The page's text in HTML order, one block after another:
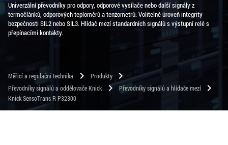
Univerzální převodníky pro odpory, odporové vysílače nebo další signály z
termočlánků, odporových teploměrů a tenzometrů. Volitelně úroveň integrity
bezpečnosti SIL2 nebo SIL3. Hlídač mezí standardních signálů s výstupní relé s
přepínacími kontakty.
Měřicí a regulační technika chevron_right Produkty chevron_right
Převodníky signálů a oddělovače Knick chevron_right Převodníky signálů a hlídače mezí chevron_right
Knick SensoTrans R P32300